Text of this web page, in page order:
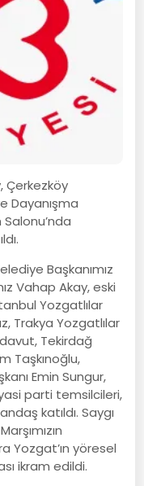
Çerkezköy
Dayanışma
Başkanımız
Vahap Akay, eski
Yozgatlılar
Trakya Yozgatlılar
Tekirdağ
Taşkınoğlu,
Emin Sungur,
parti temsilcileri,
katıldı. Saygı
Yozgat’ın yöresel
ikram edildi.